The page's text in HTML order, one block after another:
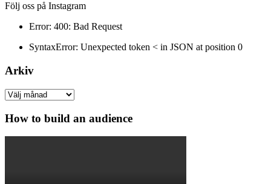
Följ oss på Instagram
Error: 400: Bad Request
SyntaxError: Unexpected token < in JSON at position 0
Arkiv
Arkiv
How to build an audience